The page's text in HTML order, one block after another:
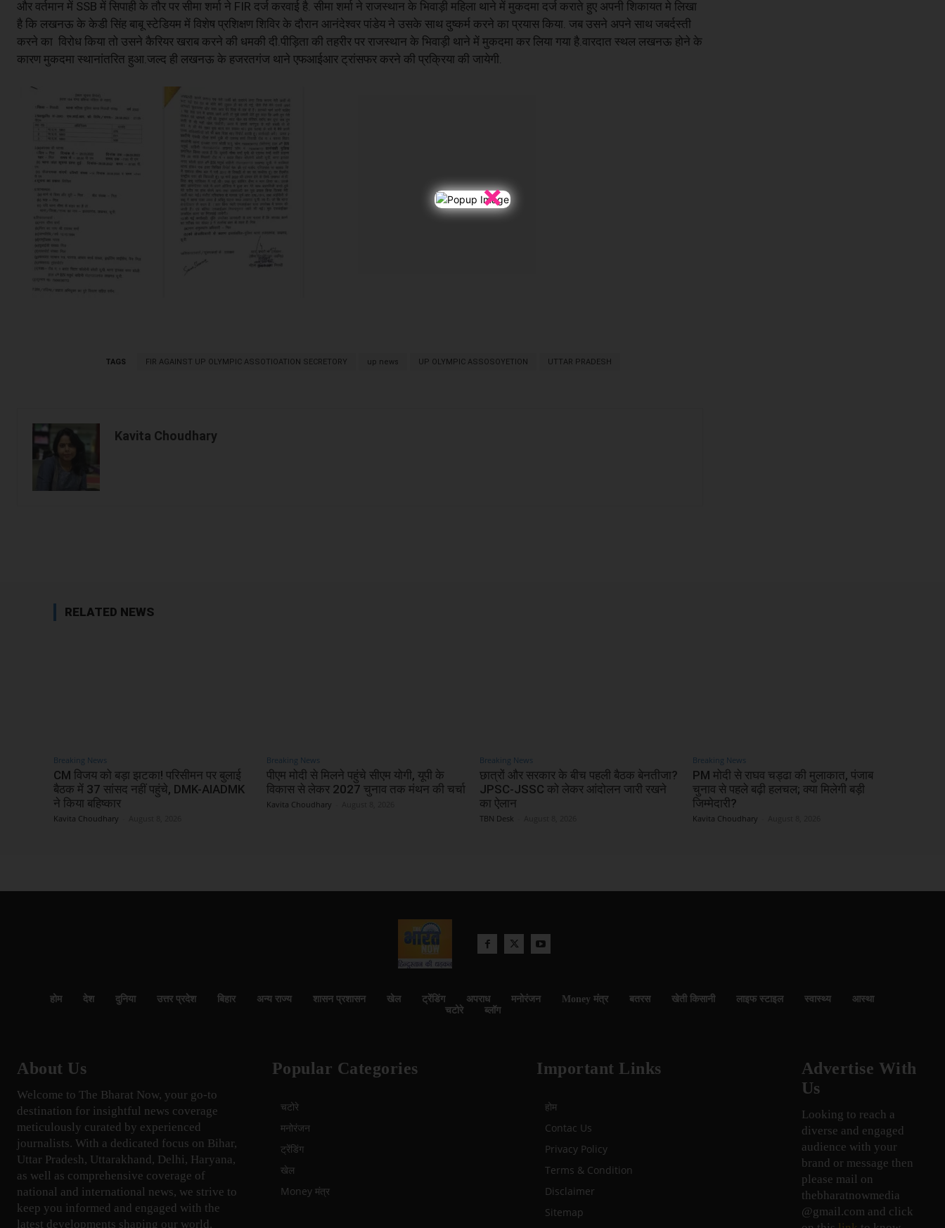
×
और वर्तमान में SSB में सिपाही के तौर पर सीमा शर्मा ने FIR दर्ज करवाई है. सीमा शर्मा ने राजस्थान के भिवाड़ी महिला थाने में मुकदमा दर्ज कराते हुए अपनी शिकायत मे लिखा
है कि लखनऊ के केडी सिंह बाबू स्टेडियम में विशेष प्रशिक्षण शिविर के दौरान आनंदेश्वर पांडेय ने उसके साथ दुष्कर्म करने का प्रयास किया. जब उसने अपने साथ जबर्दस्ती
करने का विरोध किया तो उसने कैरियर खराब करने की धमकी दी.पीड़िता की तहरीर पर राजस्थान के भिवाड़ी थाने में मुकदमा कर लिया गया है.वारदात स्थल लखनऊ होने के
कारण मुकदमा स्थानांतरित हुआ.जल्द ही लखनऊ के हजरतगंज थाने एफआईआर ट्रांसफर करने की प्रक्रिया की जायेगी.
TAGS FIR AGAINST UP OLYMPIC ASSOTIOATION SECRETORY up news UP OLYMPIC ASSOSOYETION UTTAR PRADESH
Kavita Choudhary
RELATED NEWS
Breaking News
CM विजय को बड़ा झटका! परिसीमन पर बुलाई
बैठक में 37 सांसद नहीं पहुंचे, DMK-AIADMK
ने किया बहिष्कार
Kavita Choudhary
Breaking News
पीएम मोदी से मिलने पहुंचे सीएम योगी, यूपी के
विकास से लेकर 2027 चुनाव तक मंथन की चर्चा
Kavita Choudhary
Breaking News
छात्रों और सरकार के बीच पहली बैठक बेनतीजा?
JPSC-JSSC को लेकर आंदोलन जारी रखने
का ऐलान
TBN Desk
Breaking News
PM मोदी से राघव चड्ढा की मुलाकात, पंजाब
चुनाव से पहले बढ़ी हलचल; क्या मिलेगी बड़ी
जिम्मेदारी?
Kavita Choudhary
होम देश दुनिया उत्तर प्रदेश बिहार अन्य राज्य शासन प्रशासन खेल ट्रेंडिंग अपराध मनोरंजन Money मंत्र बतरस खेती किसानी लाइफ स्टाइल स्वास्थ्य
आस्था
चटोरे
ब्लॉग
About Us
Welcome to The Bharat Now, your go-to
destination for insightful news coverage
meticulously curated by experienced
journalists. With a dedicated focus on Bihar,
Uttar Pradesh, Uttarakhand, Delhi, Haryana,
as well as comprehensive coverage of
national and international news, we strive to
keep you informed and engaged with the
latest developments shaping our world.
Popular Categories
चटोरे
मनोरंजन
ट्रेंडिंग
खेल
Money मंत्र
Important Links
होम
Contac Us
Privacy Policy
Terms & Condition
Disclaimer
Sitemap
Advertise With
Us
Looking to reach a
diverse and engaged
audience with your
brand or message then
please mail on
thebharatnowmedia
@gmail.com and click